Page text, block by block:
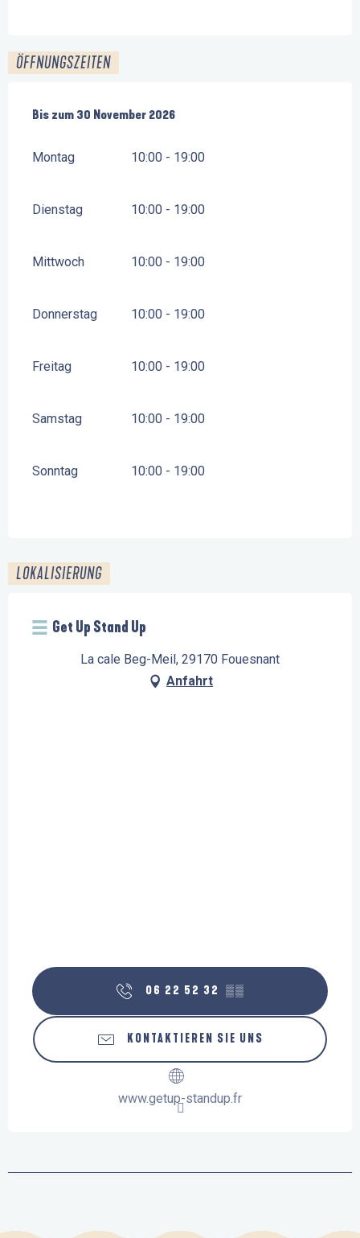
ÖFFNUNGSZEITEN
vom1 April 2026bis zum30 November 2026
Bis zum 30 November 2026
Montag 10:00 - 19:00
Dienstag 10:00 - 19:00
Mittwoch 10:00 - 19:00
Donnerstag 10:00 - 19:00
Freitag 10:00 - 19:00
Samstag 10:00 - 19:00
Sonntag 10:00 - 19:00
LOKALISIERUNG
Get Up Stand Up
La cale Beg-Meil, 29170 Fouesnant
Anfahrt
06 22 52 32 ▒▒
KONTAKTIEREN SIE UNS
www.getup-standup.fr